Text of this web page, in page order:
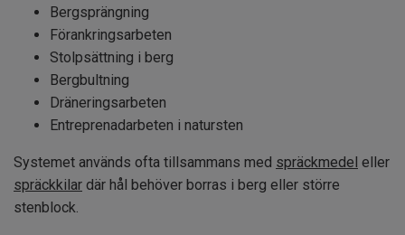
Bergsprängning
Förankringsarbeten
Stolpsättning i berg
Bergbultning
Dräneringsarbeten
Entreprenadarbeten i natursten
Systemet används ofta tillsammans med spräckmedel eller
spräckkilar där hål behöver borras i berg eller större
stenblock.